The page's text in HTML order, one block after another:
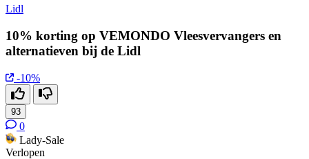
Lidl
10% korting op VEMONDO Vleesvervangers en
alternatieven bij de Lidl
-10%
93
0
Lady-Sale
Verlopen